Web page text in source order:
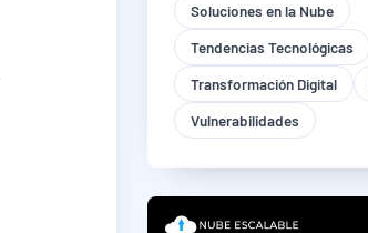
Soluciones en la Nube
Tendencias Tecnológicas
Transformación Digital
Vulnerabilidades